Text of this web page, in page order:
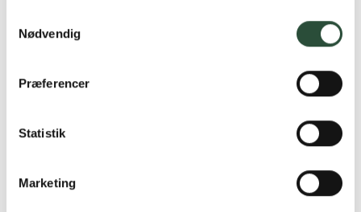
Nødvendig
Præferencer
Statistik
Marketing